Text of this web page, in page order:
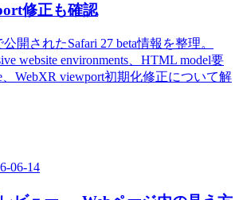
修正も確認
開されたSafari 27 beta情報を整理。
website environments、HTML model要
、WebXR viewport初期化修正について解
06-14